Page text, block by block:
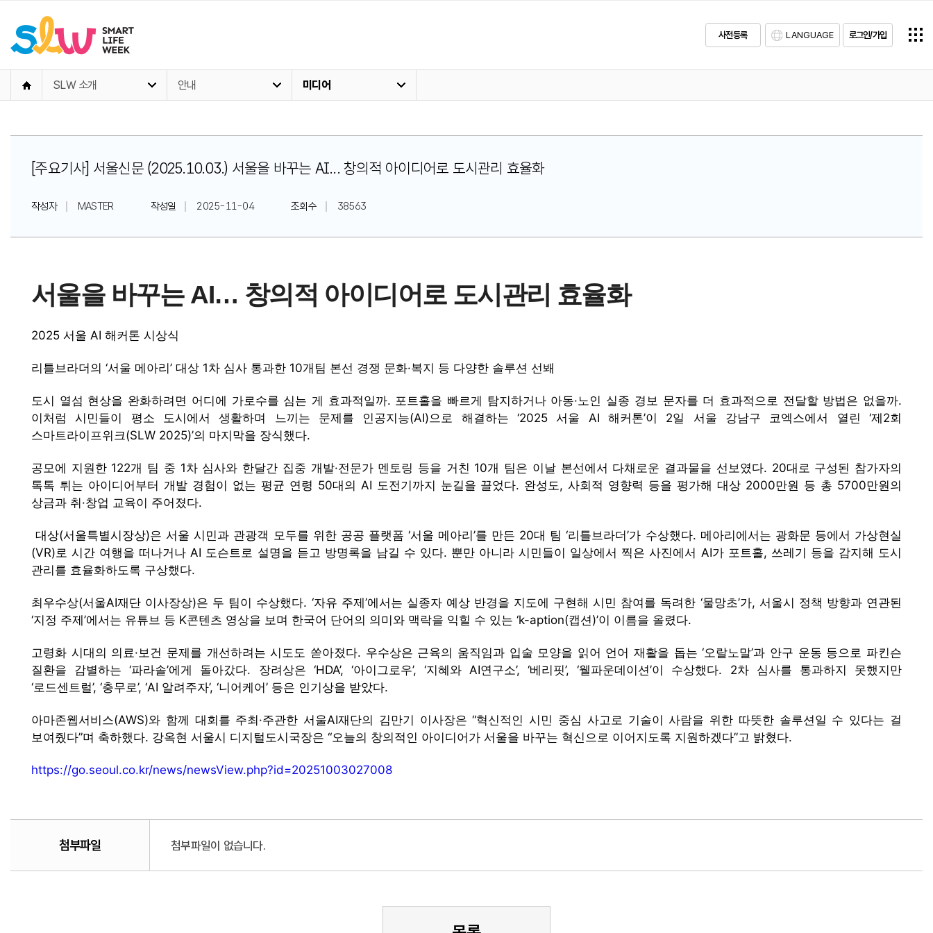
사전등록 LANGUAGE 로그인/가입
SLW 소개 안내 미디어
[주요기사] 서울신문 (2025.10.03.) 서울을 바꾸는 AI... 창의적 아이디어로 도시관리 효율화
작성자 MASTER 작성일 2025-11-04 조회수 38563
서울을 바꾸는 AI… 창의적 아이디어로 도시관리 효율화
2025 서울 AI 해커톤 시상식
리틀브라더의 ‘서울 메아리’ 대상 1차 심사 통과한 10개팀 본선 경쟁 문화·복지 등 다양한 솔루션 선봬
도시 열섬 현상을 완화하려면 어디에 가로수를 심는 게 효과적일까. 포트홀을 빠르게 탐지하거나 아동·노인 실종 경보 문자를 더 효과적으로 전달할 방법은 없을까.
이처럼 시민들이 평소 도시에서 생활하며 느끼는 문제를 인공지능(AI)으로 해결하는 ‘2025 서울 AI 해커톤’이 2일 서울 강남구 코엑스에서 열린 ‘제2회
스마트라이프위크(SLW 2025)’의 마지막을 장식했다.
공모에 지원한 122개 팀 중 1차 심사와 한달간 집중 개발·전문가 멘토링 등을 거친 10개 팀은 이날 본선에서 다채로운 결과물을 선보였다. 20대로 구성된 참가자의
톡톡 튀는 아이디어부터 개발 경험이 없는 평균 연령 50대의 AI 도전기까지 눈길을 끌었다. 완성도, 사회적 영향력 등을 평가해 대상 2000만원 등 총 5700만원의
상금과 취·창업 교육이 주어졌다.
대상(서울특별시장상)은 서울 시민과 관광객 모두를 위한 공공 플랫폼 ‘서울 메아리’를 만든 20대 팀 ‘리틀브라더’가 수상했다. 메아리에서는 광화문 등에서 가상현실
(VR)로 시간 여행을 떠나거나 AI 도슨트로 설명을 듣고 방명록을 남길 수 있다. 뿐만 아니라 시민들이 일상에서 찍은 사진에서 AI가 포트홀, 쓰레기 등을 감지해 도시
관리를 효율화하도록 구상했다.
최우수상(서울AI재단 이사장상)은 두 팀이 수상했다. ‘자유 주제’에서는 실종자 예상 반경을 지도에 구현해 시민 참여를 독려한 ‘물망초’가, 서울시 정책 방향과 연관된
‘지정 주제’에서는 유튜브 등 K콘텐츠 영상을 보며 한국어 단어의 의미와 맥락을 익힐 수 있는 ‘k-aption(캡션)’이 이름을 올렸다.
고령화 시대의 의료·보건 문제를 개선하려는 시도도 쏟아졌다. 우수상은 근육의 움직임과 입술 모양을 읽어 언어 재활을 돕는 ‘오랄노말’과 안구 운동 등으로 파킨슨
질환을 감별하는 ‘파라솔’에게 돌아갔다. 장려상은 ‘HDA’, ‘아이그로우’, ‘지혜와 AI연구소’, ‘베리핏’, ‘웰파운데이션’이 수상했다. 2차 심사를 통과하지 못했지만
‘로드센트럴’, ‘충무로’, ‘AI 알려주자’, ‘니어케어’ 등은 인기상을 받았다.
아마존웹서비스(AWS)와 함께 대회를 주최·주관한 서울AI재단의 김만기 이사장은 “혁신적인 시민 중심 사고로 기술이 사람을 위한 따뜻한 솔루션일 수 있다는 걸
보여줬다”며 축하했다. 강옥현 서울시 디지털도시국장은 “오늘의 창의적인 아이디어가 서울을 바꾸는 혁신으로 이어지도록 지원하겠다”고 밝혔다.
https://go.seoul.co.kr/news/newsView.php?id=20251003027008
첨부파일 첨부파일이 없습니다.